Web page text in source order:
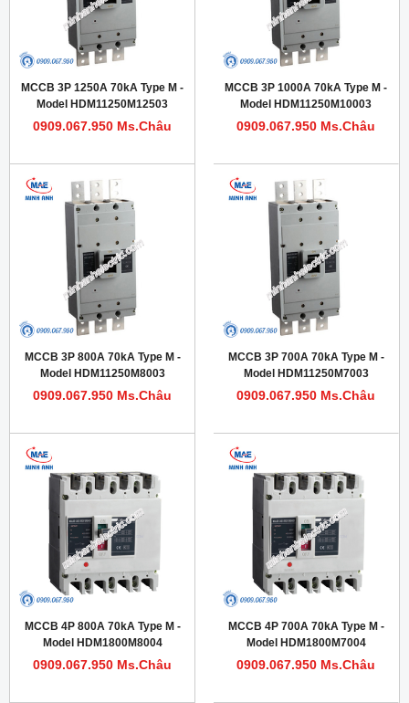
MCCB 3P 1250A 70kA Type M -
Model HDM11250M12503
0909.067.950 Ms.Châu
MCCB 3P 1000A 70kA Type M -
Model HDM11250M10003
0909.067.950 Ms.Châu
MCCB 3P 800A 70kA Type M -
Model HDM11250M8003
0909.067.950 Ms.Châu
MCCB 3P 700A 70kA Type M -
Model HDM11250M7003
0909.067.950 Ms.Châu
MCCB 4P 800A 70kA Type M -
Model HDM1800M8004
0909.067.950 Ms.Châu
MCCB 4P 700A 70kA Type M -
Model HDM1800M7004
0909.067.950 Ms.Châu